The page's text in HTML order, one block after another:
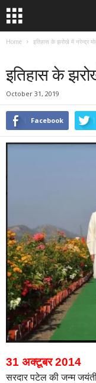
Home इतिहास के झरोखे में नरेन्द्र
इतिहास के
October 31, 2019
Facebook
31 अक्टूबर 2014
सरदार पटेल की जन्म